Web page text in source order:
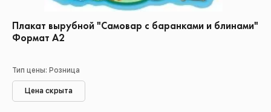
Плакат вырубной "Самовар с баранками и блинами"
Формат А2
Тип цены: Розница
Цена скрыта